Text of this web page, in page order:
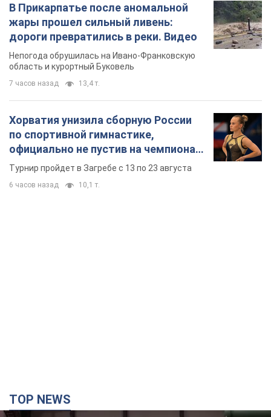
Европы основных спортсменов
Турнир пройдет в Загребе с 13 по 23 августа
6 часов назад 10,1 т.
Кремль получил "окно возможностей", а Трамп
остался почти без ракет: как быть Украине?